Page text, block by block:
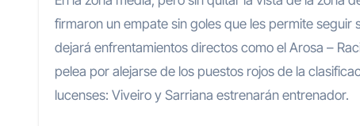
firmaron un empate sin goles que les permite
dejará enfrentamientos directos como el Arosa –
pelea por alejarse de los puestos rojos de la
lucenses: Viveiro y Sarriana estrenarán entrenador.